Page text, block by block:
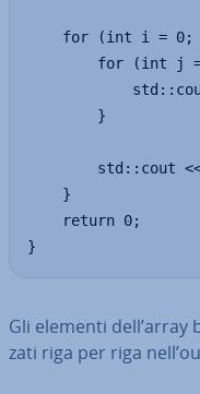
for (int i = 0;
for (int j
        }
std::cout
    }
    return 0;
}
Gli elementi
za­ti riga per riga